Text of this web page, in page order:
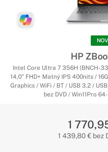
HP
Intel Core Ultra 7 356H (BNCH-
14,0" FHD+ Matný IPS 400nits /
Graphics / WiFi / BT / USB 3.2 /
bez DVD / Win11Pro
1
1 439,80 € bez